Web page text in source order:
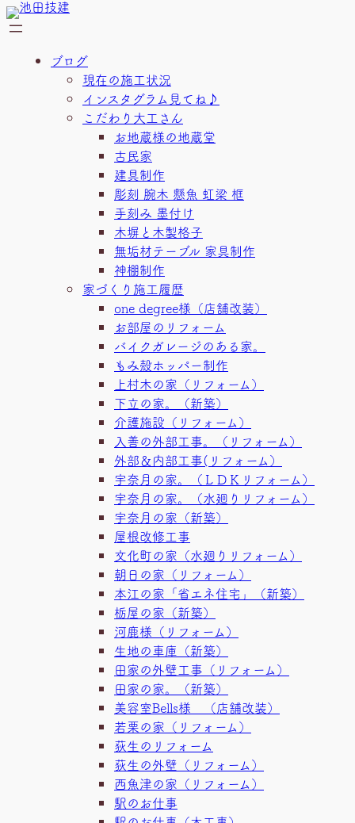
内
容
ブログ
現在の施工状況
インスタグラム見てね♪
こだわり大工さん
お地蔵様の地蔵堂
古民家
建具制作
彫刻 腕木 懸魚 虹梁 框
手刻み 墨付け
木塀と木製格子
無垢材テーブル 家具制作
神棚制作
家づくり施工履歴
one degree様（店舗改装）
お部屋のリフォーム
バイクガレージのある家。
もみ殻ホッパー制作
上村木の家（リフォーム）
下立の家。（新築）
介護施設（リフォーム）
入善の外部工事。（リフォーム）
外部＆内部工事(リフォーム）
宇奈月の家。（ＬＤＫリフォーム）
宇奈月の家。（水廻りリフォーム）
宇奈月の家（新築）
屋根改修工事
文化町の家（水廻りリフォーム）
朝日の家（リフォーム）
本江の家「省エネ住宅」（新築）
栃屋の家（新築）
河鹿様（リフォーム）
生地の車庫（新築）
田家の外壁工事（リフォーム）
田家の家。（新築）
美容室Bells様 （店舗改装）
若栗の家（リフォーム）
荻生のリフォーム
荻生の外壁（リフォーム）
西魚津の家（リフォーム）
駅のお仕事